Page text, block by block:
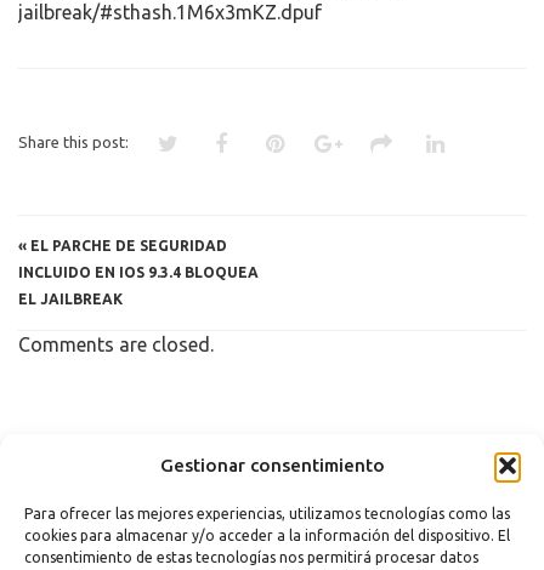
Gestionar consentimiento
Para ofrecer las mejores experiencias, utilizamos tecnologías como las
cookies para almacenar y/o acceder a la información del dispositivo. El
consentimiento de estas tecnologías nos permitirá procesar datos
EL-
jailbreak/#sthash.1M6x3mKZ.dpuf
Share this post:
« EL PARCHE DE SEGURIDAD
INCLUIDO EN IOS 9.3.4 BLOQUEA
EL JAILBREAK
Comments are closed.
Copyright 2023 | |Política de cookies